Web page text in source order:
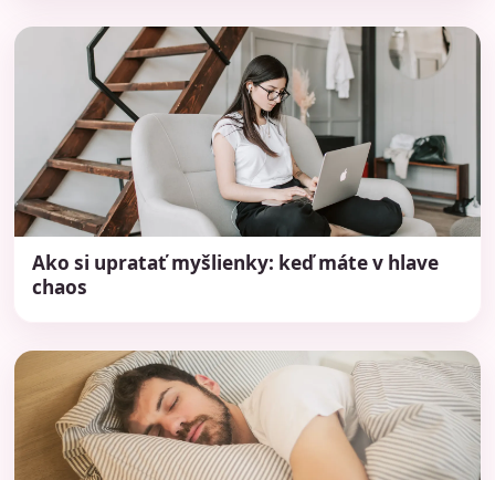
Ako si upratať myšlienky: keď máte v hlave
chaos